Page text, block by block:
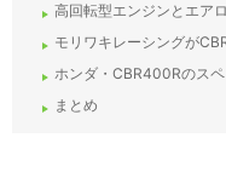
高回転型エンジンとエア
モリワキレーシングが
ホンダ・CBR400Rのスペ
まとめ